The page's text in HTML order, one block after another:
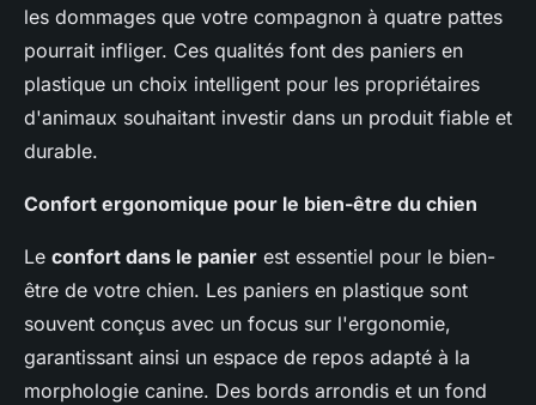
les dommages que votre compagnon à quatre pattes
pourrait infliger. Ces qualités font des paniers en
plastique un choix intelligent pour les propriétaires
d'animaux souhaitant investir dans un produit fiable et
durable.
Confort ergonomique pour le bien-être du chien
Le confort dans le panier est essentiel pour le bien-
être de votre chien. Les paniers en plastique sont
souvent conçus avec un focus sur l'ergonomie,
garantissant ainsi un espace de repos adapté à la
morphologie canine. Des bords arrondis et un fond